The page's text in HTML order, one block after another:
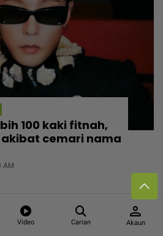
Video Carian
person
Akaun
100 kaki fitnah,
cemari nama